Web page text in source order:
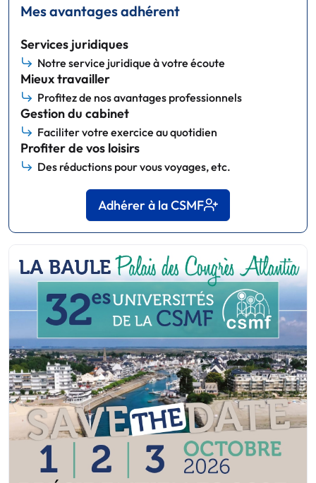
Mes avantages adhérent
Services juridiques
Notre service juridique à votre écoute
Mieux travailler
Profitez de nos avantages professionnels
Gestion du cabinet
Faciliter votre exercice au quotidien
Profiter de vos loisirs
Des réductions pour vous voyages, etc.
Adhérer à la CSMF